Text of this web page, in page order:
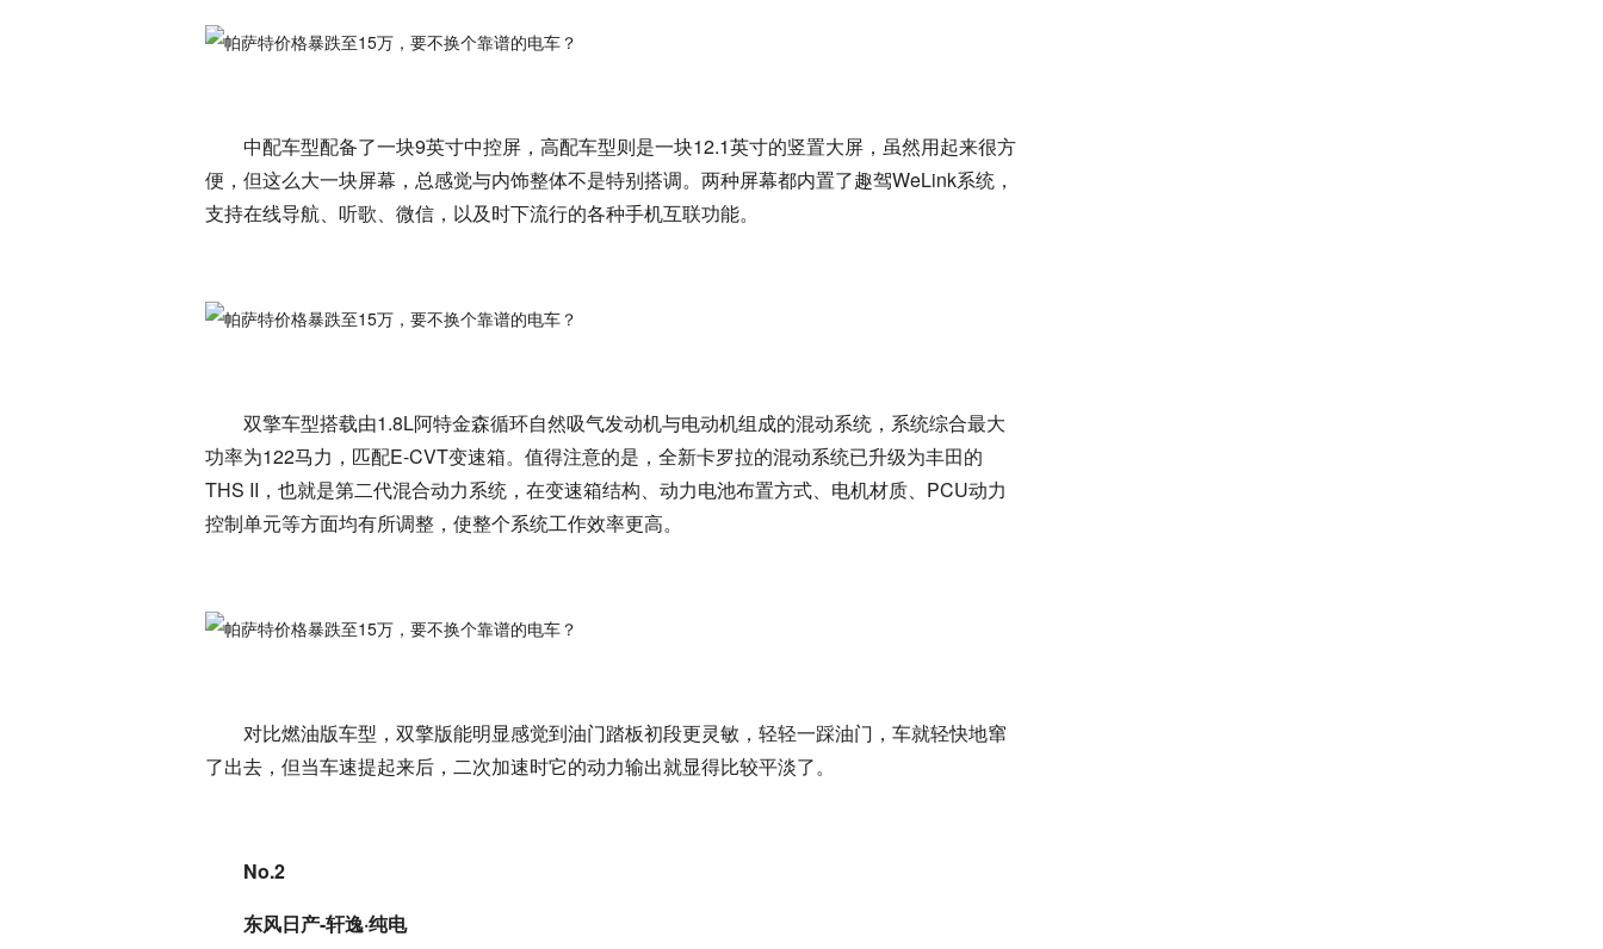
中配车型配备了一块9英寸中控屏，高配车型则是一块12.1英寸的竖置大屏，虽然用起来很方
便，但这么大一块屏幕，总感觉与内饰整体不是特别搭调。两种屏幕都内置了趣驾WeLink系统，
支持在线导航、听歌、微信，以及时下流行的各种手机互联功能。
双擎车型搭载由1.8L阿特金森循环自然吸气发动机与电动机组成的混动系统，系统综合最大
功率为122马力，匹配E-CVT变速箱。值得注意的是，全新卡罗拉的混动系统已升级为丰田的
THS II，也就是第二代混合动力系统，在变速箱结构、动力电池布置方式、电机材质、PCU动力
控制单元等方面均有所调整，使整个系统工作效率更高。
对比燃油版车型，双擎版能明显感觉到油门踏板初段更灵敏，轻轻一踩油门，车就轻快地窜
了出去，但当车速提起来后，二次加速时它的动力输出就显得比较平淡了。
No.2
东风日产-轩逸·纯电